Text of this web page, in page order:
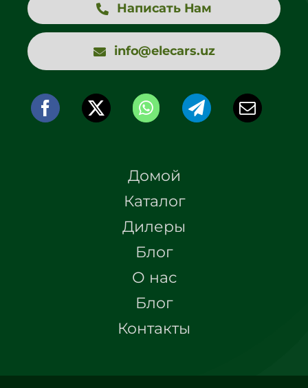
Написать Нам
info@elecars.uz
Домой
Каталог
Дилеры
Блог
О нас
Блог
Контакты